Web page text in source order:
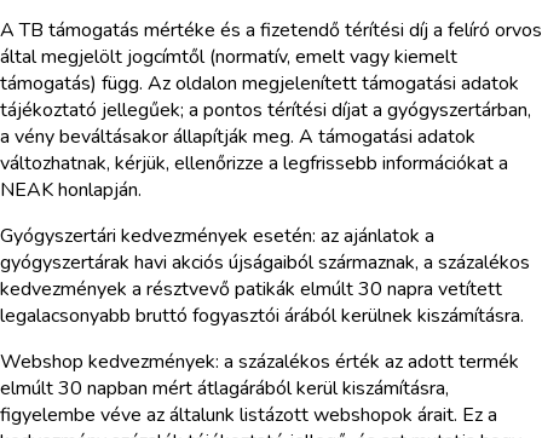
A TB támogatás mértéke és a fizetendő térítési díj a felíró orvos
által megjelölt jogcímtől (normatív, emelt vagy kiemelt
támogatás) függ. Az oldalon megjelenített támogatási adatok
tájékoztató jellegűek; a pontos térítési díjat a gyógyszertárban,
a vény beváltásakor állapítják meg. A támogatási adatok
változhatnak, kérjük, ellenőrizze a legfrissebb információkat a
NEAK honlapján.
Gyógyszertári kedvezmények esetén: az ajánlatok a
gyógyszertárak havi akciós újságaiból származnak, a százalékos
kedvezmények a résztvevő patikák elmúlt 30 napra vetített
legalacsonyabb bruttó fogyasztói árából kerülnek kiszámításra.
Webshop kedvezmények: a százalékos érték az adott termék
elmúlt 30 napban mért átlagárából kerül kiszámításra,
figyelembe véve az általunk listázott webshopok árait. Ez a